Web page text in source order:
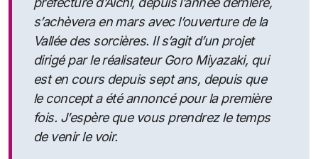
s’achèvera en mars avec l’ouverture de la
Vallée des sorcières. Il s’agit d’un projet
dirigé par le réalisateur Goro Miyazaki, qui
est en cours depuis sept ans, depuis que
le concept a été annoncé pour la première
fois. J’espère que vous prendrez le temps
de venir le voir.